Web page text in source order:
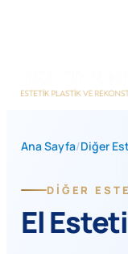
Ana Sayfa/Diğer
DIĞER
El